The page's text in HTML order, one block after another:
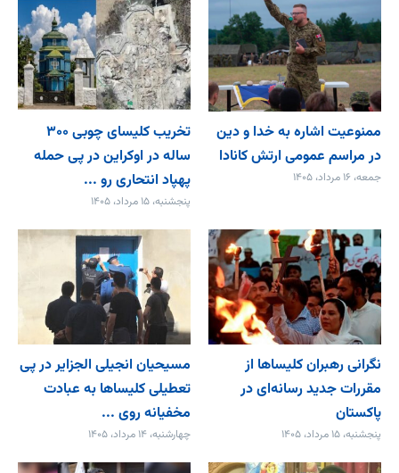
ممنوعیت اشاره به خدا و دین
در مراسم عمومی ارتش کانادا
جمعه، ۱۶ مرداد، ۱۴۰۵
تخریب کلیسای چوبی ۳۰۰
ساله در اوکراین در پی حمله
پهپاد انتحاری رو ...
پنجشنبه، ۱۵ مرداد، ۱۴۰۵
نگرانی رهبران کلیساها از
مقررات جدید رسانه‌ای در
پاکستان
پنجشنبه، ۱۵ مرداد، ۱۴۰۵
مسیحیان انجیلی الجزایر در پی
تعطیلی کلیساها به عبادت
مخفیانه روی ...
چهارشنبه، ۱۴ مرداد، ۱۴۰۵